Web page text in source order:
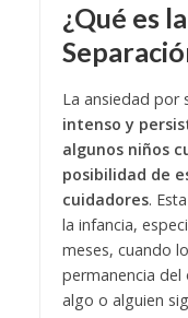
¿Qué es
La ansiedad por
intenso y
algunos niños
posibilidad de
cuidadores.
la infancia,
meses, cuando
permanencia
algo o alguien